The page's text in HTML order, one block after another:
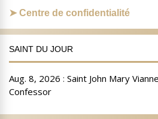
Centre de confidentialité
SAINT DU JOUR